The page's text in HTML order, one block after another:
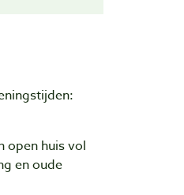
open huis vol
en oude